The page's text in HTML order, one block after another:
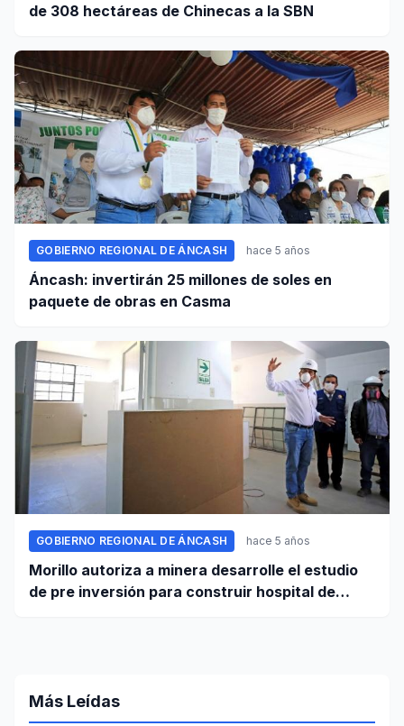
de 308 hectáreas de Chinecas a la SBN
GOBIERNO REGIONAL DE ÁNCASH hace 5 años
Áncash: invertirán 25 millones de soles en
paquete de obras en Casma
GOBIERNO REGIONAL DE ÁNCASH hace 5 años
Morillo autoriza a minera desarrolle el estudio
de pre inversión para construir hospital de
Más Leídas